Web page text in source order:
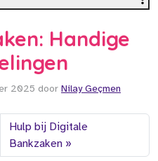
Handige
2025 door Nilay Geçmen
Hulp bij Digitale
Bankzaken